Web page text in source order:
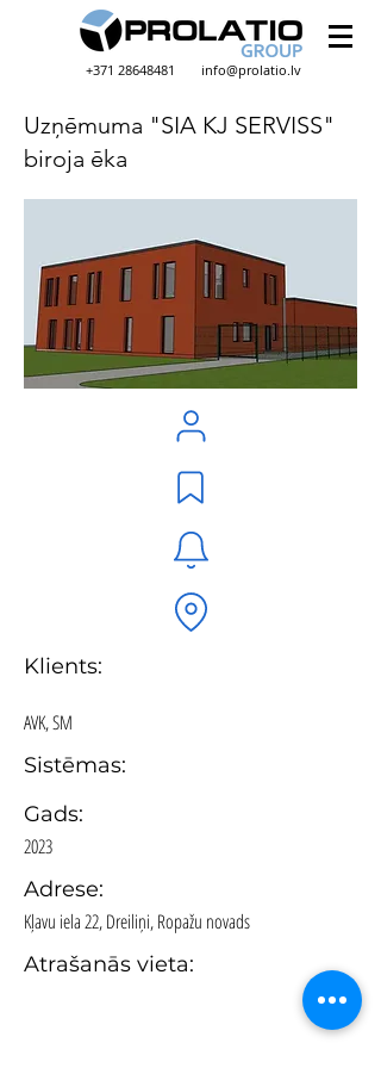
+371 28648481 info@prolatio.lv
Uzņēmuma "SIA KJ SERVISS"
biroja ēka
Klients:
AVK, SM
Sistēmas:
Gads:
2023
Adrese:
Kļavu iela 22, Dreiliņi, Ropažu novads
Atrašanās vieta: